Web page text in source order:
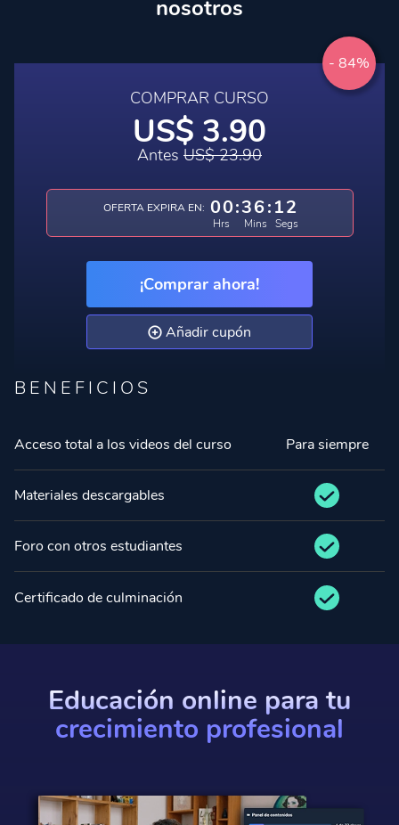
nosotros
- 84%
COMPRAR CURSO
US$ 3.90
Antes US$ 23.90
OFERTA EXPIRA EN: 00
Hrs
:36
Mins
:11
Segs
¡Comprar ahora!
Añadir cupón
BENEFICIOS
Acceso total a los videos del curso
Materiales descargables
Foro con otros estudiantes
Certificado de culminación
Para siempre
Educación online para tu
crecimiento profesional